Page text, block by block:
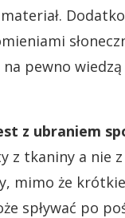
pewno
z ubraniem
z tkaniny a nie z
mimo że
spływać po